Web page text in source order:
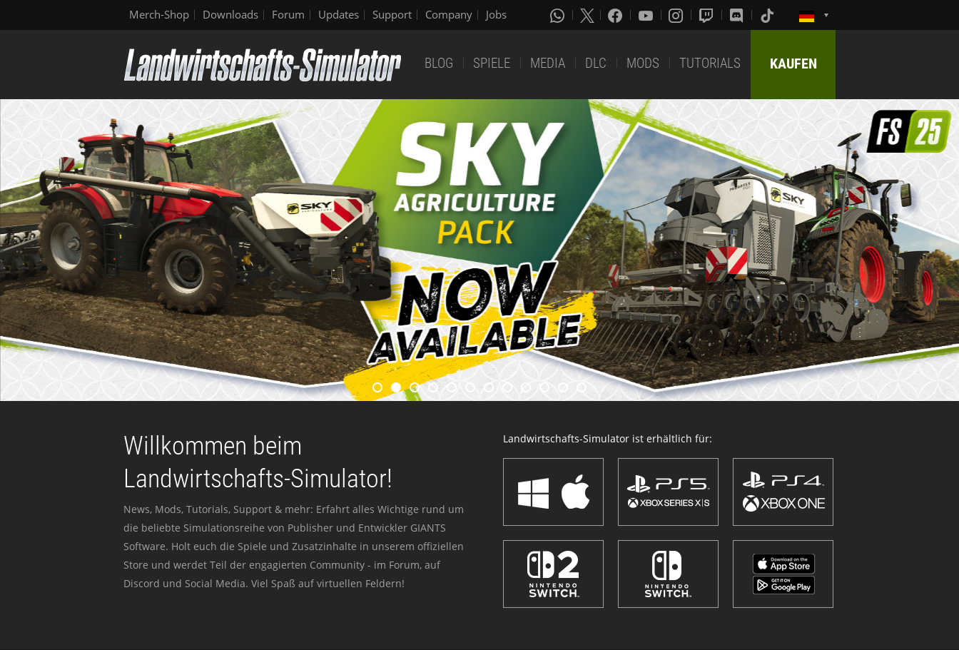
Merch-Shop Downloads Forum Updates Support Company Jobs
BLOG SPIELE MEDIA DLC MODS TUTORIALS KAUFEN
Willkommen beim
Landwirtschafts-Simulator!
News, Mods, Tutorials, Support & mehr: Erfahrt alles Wichtige rund um
die beliebte Simulationsreihe von Publisher und Entwickler GIANTS
Software. Holt euch die Spiele und Zusatzinhalte in unserem offiziellen
Store und werdet Teil der engagierten Community - im Forum, auf
Discord und Social Media. Viel Spaß auf virtuellen Feldern!
Landwirtschafts-Simulator ist erhältlich für: